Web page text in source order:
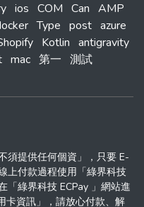
ios COM Can AMP
Type post azure
Kotlin antigravity
mac 第一 測試
須提供任何個資」，只要 E-
上付款過程使用「綠界科技
「綠界科技 ECPay 」網站進
卡資訊」，請放心付款、解